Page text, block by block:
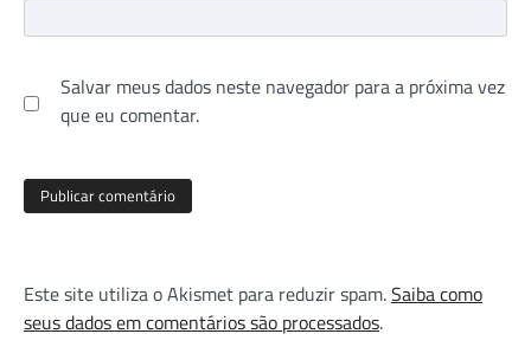
Salvar meus dados neste navegador para a próxima vez
que eu comentar.
Este site utiliza o Akismet para reduzir spam.Saiba como
seus dados em comentários são processados.